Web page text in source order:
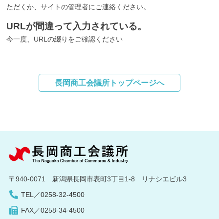
ただくか、サイトの管理者にご連絡ください。
URLが間違って入力されている。
今一度、URLの綴りをご確認ください
長岡商工会議所トップページへ
〒940-0071 新潟県長岡市表町3丁目1-8 リナシエビル3
TEL／0258-32-4500
FAX／0258-34-4500